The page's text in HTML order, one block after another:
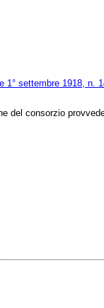
1° settembre 1918, n.
del consorzio